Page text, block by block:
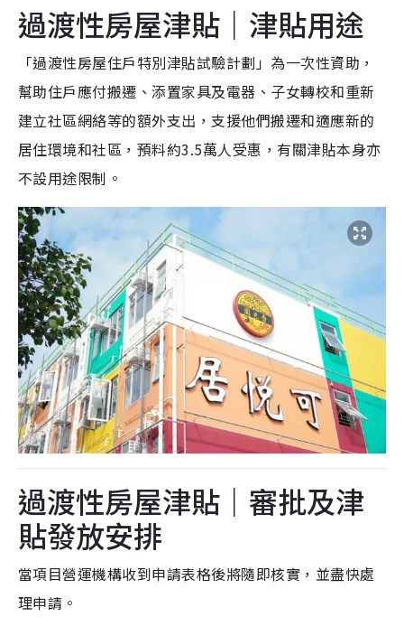
過渡性房屋津貼｜津貼用途
「過渡性房屋住戶特別津貼試驗計劃」為一次性資助，
幫助住戶應付搬遷、添置家具及電器、子女轉校和重新
建立社區網絡等的額外支出，支援他們搬遷和適應新的
居住環境和社區，預料約3.5萬人受惠，有關津貼本身亦
不設用途限制。
過渡性房屋津貼｜審批及津
貼發放安排
當項目營運機構收到申請表格後將隨即核實，並盡快處
理申請。